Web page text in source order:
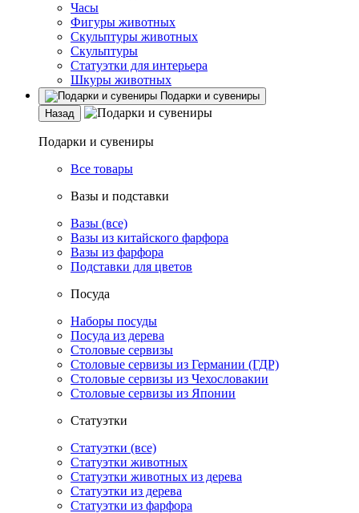
Часы
Фигуры животных
Скульптуры животных
Скульптуры
Статуэтки для интерьера
Шкуры животных
Подарки и сувениры
Назад
Подарки и сувениры
Все товары
Вазы и подставки
Вазы (все)
Вазы из китайского фарфора
Вазы из фарфора
Подставки для цветов
Посуда
Наборы посуды
Посуда из дерева
Столовые сервизы
Столовые сервизы из Германии (ГДР)
Столовые сервизы из Чехословакии
Столовые сервизы из Японии
Статуэтки
Статуэтки (все)
Статуэтки животных
Статуэтки животных из дерева
Статуэтки из дерева
Статуэтки из фарфора